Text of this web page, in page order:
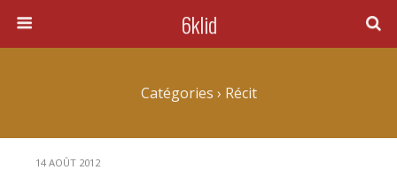
6klid
Catégories › Récit
14 AOÛT 2012